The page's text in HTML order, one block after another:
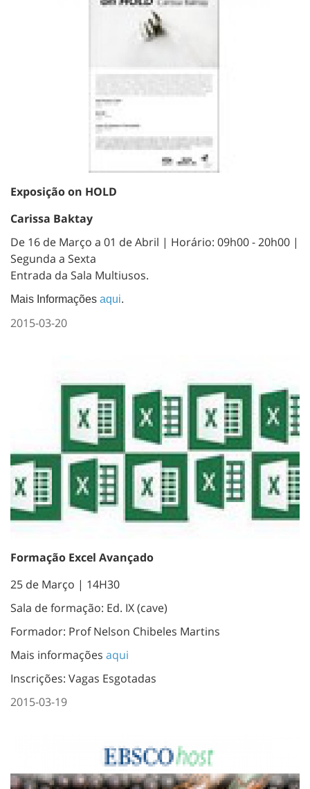
Exposição on HOLD
Carissa Baktay
De 16 de Março a 01 de Abril | Horário: 09h00 - 20h00 |
Segunda a Sexta
Entrada da Sala Multiusos.
Mais Informações aqui.
2015-03-20
Formação Excel Avançado
25 de Março | 14H30
Sala de formação: Ed. IX (cave)
Formador: Prof Nelson Chibeles Martins
Mais informações aqui
Inscrições: Vagas Esgotadas
2015-03-19